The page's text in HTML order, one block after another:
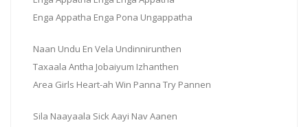
Enga Appatha Enga Pona Ungappatha
Naan Undu En Vela Undinnirunthen
Taxaala Antha Jobaiyum Izhanthen
Area Girls Heart-ah Win Panna Try Pannen
Sila Naayaala Sick Aayi Nav Aanen